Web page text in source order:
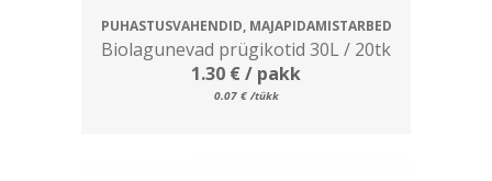
PUHASTUSVAHENDID, MAJAPIDAMISTARBED
Biolagunevad prügikotid 30L / 20tk
1.30 €/ pakk
0.07 € /tükk